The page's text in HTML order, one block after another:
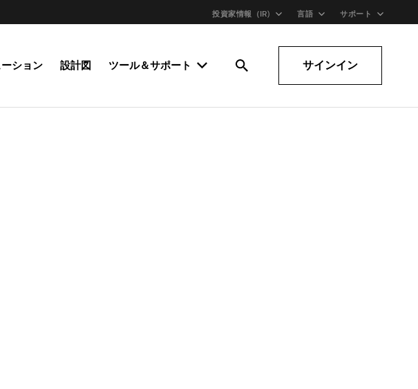
投資家情報（IR) 言語 サポート
ション 設計図 ツール＆サポート サインイン